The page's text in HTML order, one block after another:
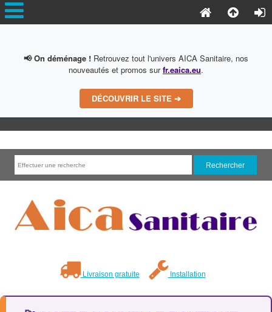
📢 On déménage ! Retrouvez tout l'univers AICA Sanitaire, nos
nouveautés et promos surfr.eaica.eu.
DÉCOUVRIR LE SITE ➔
Livraison gratuite Installation